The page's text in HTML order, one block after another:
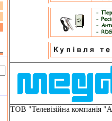
ТОВ "Телевізійна компанія